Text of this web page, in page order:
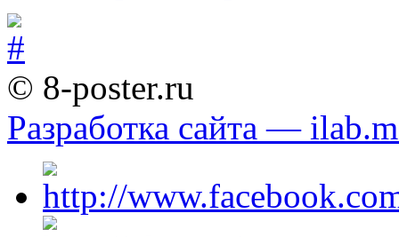
© 8-poster.ru
Разработка сайта —